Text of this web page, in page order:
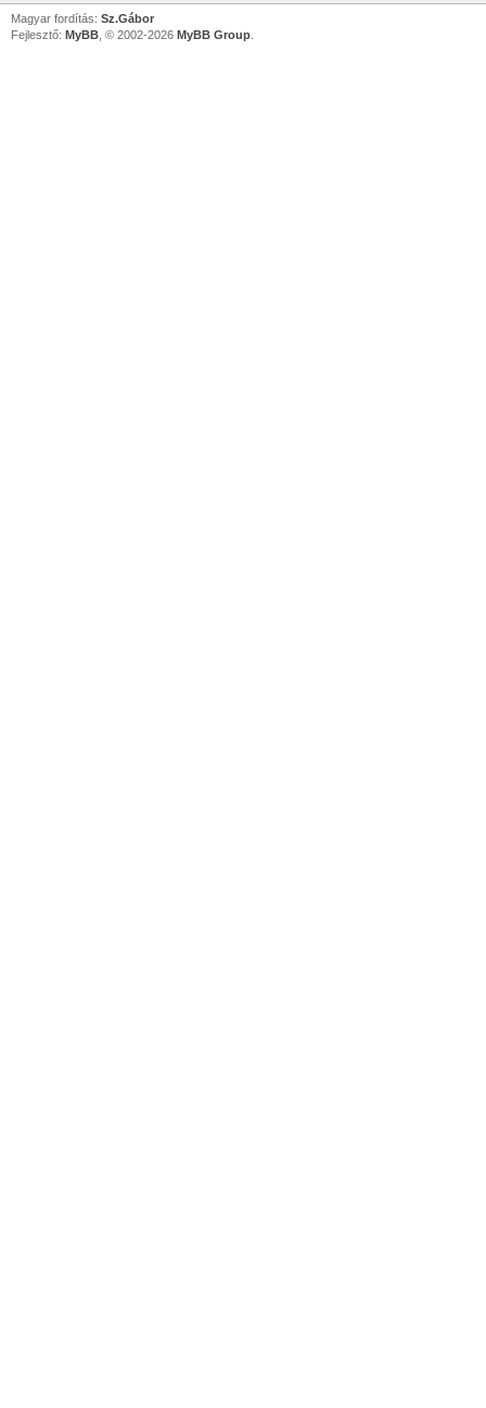
Magyar fordítás: Sz.Gábor
Fejlesztő: MyBB , © 2002-2026 MyBB Group